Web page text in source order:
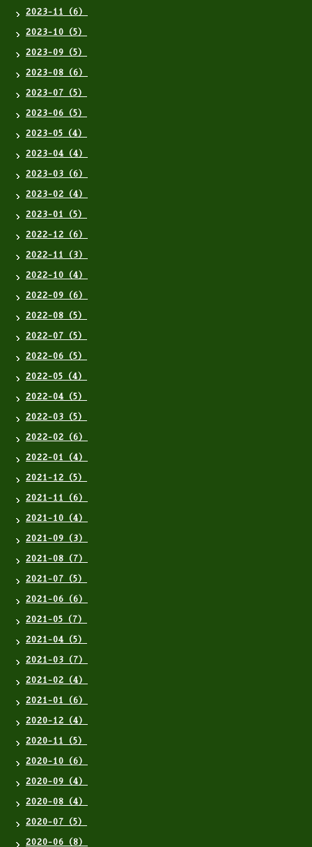
2023-11（6）
2023-10（5）
2023-09（5）
2023-08（6）
2023-07（5）
2023-06（5）
2023-05（4）
2023-04（4）
2023-03（6）
2023-02（4）
2023-01（5）
2022-12（6）
2022-11（3）
2022-10（4）
2022-09（6）
2022-08（5）
2022-07（5）
2022-06（5）
2022-05（4）
2022-04（5）
2022-03（5）
2022-02（6）
2022-01（4）
2021-12（5）
2021-11（6）
2021-10（4）
2021-09（3）
2021-08（7）
2021-07（5）
2021-06（6）
2021-05（7）
2021-04（5）
2021-03（7）
2021-02（4）
2021-01（6）
2020-12（4）
2020-11（5）
2020-10（6）
2020-09（4）
2020-08（4）
2020-07（5）
2020-06（8）